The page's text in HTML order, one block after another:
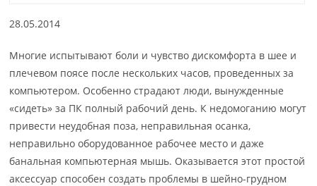
28.05.2014
Многие испытывают боли и чувство дискомфорта в шее и
плечевом поясе после нескольких часов, проведенных за
компьютером. Особенно страдают люди, вынужденные
«сидеть» за ПК полный рабочий день. К недомоганию могут
привести неудобная поза, неправильная осанка,
неправильно оборудованное рабочее место и даже
банальная компьютерная мышь. Оказывается этот простой
аксессуар способен создать проблемы в шейно-грудном